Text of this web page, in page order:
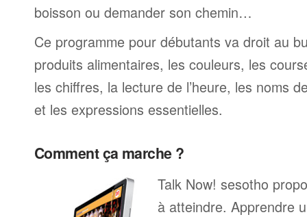
boisson ou demander son chemin…
Ce programme pour débutants va droit au
produits alimentaires, les couleurs, les
les chiffres, la lecture de l’heure, les noms
et les expressions essentielles.
Comment ça marche ?
Talk Now! sesotho
à atteindre. Apprendre